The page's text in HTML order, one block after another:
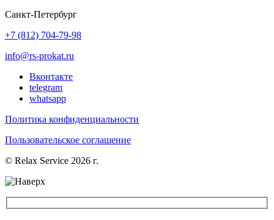
Санкт-Петербург
+7 (812) 704-79-98
info@rs-prokat.ru
Вконтакте
telegram
whatsapp
Политика конфиденциальности
Пользовательское соглашение
© Relax Service 2026 г.